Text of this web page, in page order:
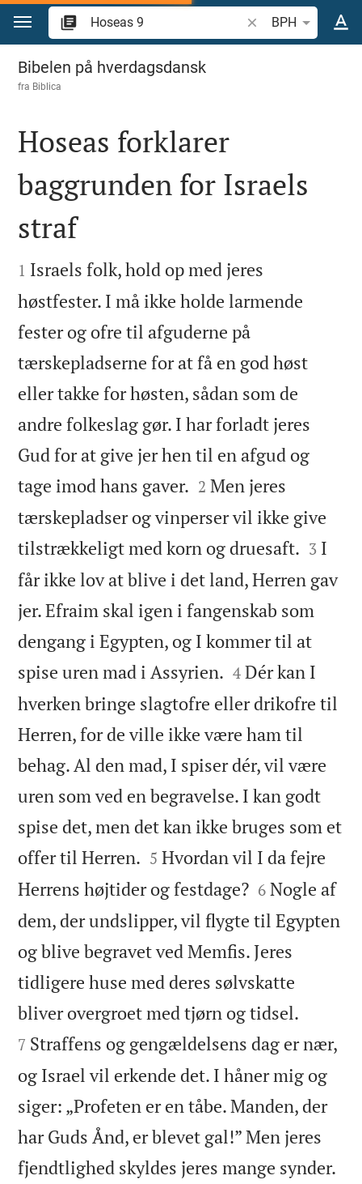
Gå til indhold
Søg efter bibelvers
BPH
Hoseas 9
Bibelen på hverdagsdansk
fra Biblica

Hoseas forklarer
baggrunden for Israels
straf

1 Israels folk, hold op med jeres
høstfester. I må ikke holde larmende
fester og ofre til afguderne på
tærskepladserne for at få en god høst
eller takke for høsten, sådan som de
andre folkeslag gør. I har forladt jeres
Gud for at give jer hen til en afgud og
tage imod hans gaver. 

2 Men jeres
tærskepladser og vinperser vil ikke give
tilstrækkeligt med korn og druesaft. 

3 I
får ikke lov at blive i det land, Herren gav
jer. Efraim skal igen i fangenskab som
dengang i Egypten, og I kommer til at
spise uren mad i Assyrien. 

4 Dér kan I
hverken bringe slagtofre eller drikofre til
Herren, for de ville ikke være ham til
behag. Al den mad, I spiser dér, vil være
uren som ved en begravelse. I kan godt
spise det, men det kan ikke bruges som et
offer til Herren. 

5 Hvordan vil I da fejre
Herrens højtider og festdage?
6 Nogle af
dem, der undslipper, vil flygte til Egypten
og blive begravet ved Memfis. Jeres
tidligere huse med deres sølvskatte
bliver overgroet med tjørn og tidsel.
7 Straffens og gengældelsens dag er nær,
og Israel vil erkende det. I håner mig og
siger: „Profeten er en tåbe. Manden, der
har Guds Ånd, er blevet gal!” Men jeres
fjendtlighed skyldes jeres mange synder.